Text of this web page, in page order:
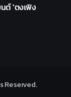
ต์ 'ตงเฟิง
Reserved.